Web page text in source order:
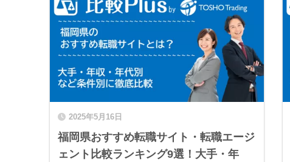
2025年5月16日
福岡県おすすめ転職サイト・転職エージ
ェント比較ランキング9選！大手・年